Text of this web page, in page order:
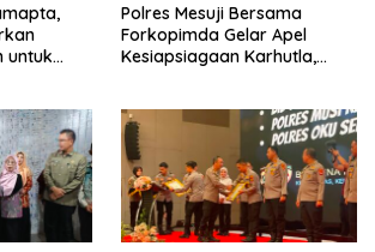
untuk
Polres Mesuji Bersama
Forkopimda Gelar Apel
Kesiapsiagaan Karhutla,